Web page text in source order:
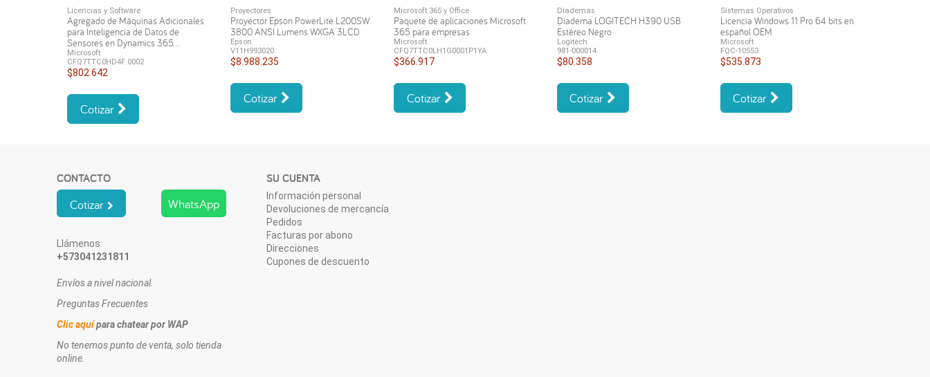
Licencias y Software
Agregado de Máquinas Adicionales
para Inteligencia de Datos de
Sensores en Dynamics 365...
Microsoft
CFQ7TTC0HD4F:0002
$802.642
Cotizar
Proyectores
Proyector Epson PowerLite L200SW
3800 ANSI Lumens WXGA 3LCD
Epson
V11H993020.
$8.988.235
Cotizar
Microsoft 365 y Office
Paquete de aplicaciones Microsoft
365 para empresas
Microsoft
CFQ7TTC0LH1G0001P1YA
$366.917
Cotizar
Diademas
Diadema LOGITECH H390 USB
Estéreo Negro
Logitech
981-000014
$80.358
Cotizar
Sistemas Operativos
Licencia Windows 11 Pro 64 bits en
español OEM
Microsoft
FQC-10553
$535.873
Cotizar
CONTACTO
Cotizar
Llámenos:
+573041231811
WhatsApp
Envíos a nivel nacional.
Preguntas Frecuentes
Clic aquípara chatear por WAP
No tenemos punto de venta, solo tienda
online.
SU CUENTA
Información personal
Devoluciones de mercancía
Pedidos
Facturas por abono
Direcciones
Cupones de descuento